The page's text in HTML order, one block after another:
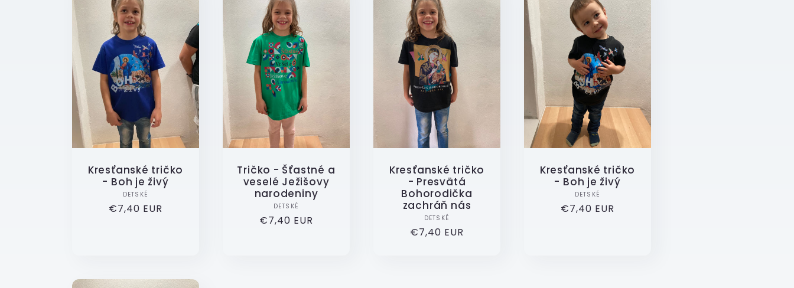
e
k
c
eKresťanské tričko
- Boh je živý
Dodavatel:
DETSKÉ
Běžná
€7,40 EUR
Tričko - Šťastné a
veselé Ježišovy
narodeniny
Dodavatel:
DETSKÉ
Běžná
€7,40 EUR
Kresťanské tričko
- Presvätá
Bohorodička
zachráň nás
Dodavatel:
DETSKÉ
Běžná
€7,40 EUR
Kresťanské tričko
- Boh je živý
Dodavatel:
DETSKÉ
Běžná
€7,40 EUR